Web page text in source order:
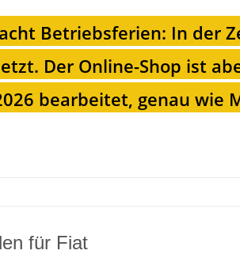
Betriebsferien: In der
Der Online-Shop ist
bearbeitet, genau
für Fiat